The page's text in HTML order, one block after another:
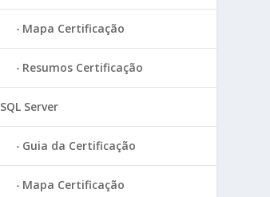
Mapa Certificação
Resumos Certificação
SQL Server
Guia da Certificação
Mapa Certificação